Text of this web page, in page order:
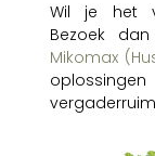
Wil je het
Bezoek
Mikomax